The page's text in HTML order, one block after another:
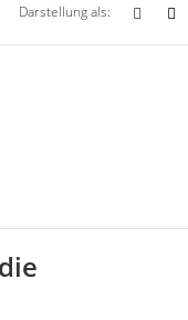
Darstellung als: